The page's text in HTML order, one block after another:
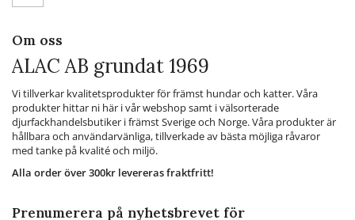
Om oss
ALAC AB grundat 1969
Vi tillverkar kvalitetsprodukter för främst hundar och katter. Våra
produkter hittar ni här i vår webshop samt i välsorterade
djurfackhandelsbutiker i främst Sverige och Norge. Våra produkter är
hållbara och användarvänliga, tillverkade av bästa möjliga råvaror
med tanke på kvalité och miljö.
Alla order över 300kr levereras fraktfritt!
Prenumerera på nyhetsbrevet för